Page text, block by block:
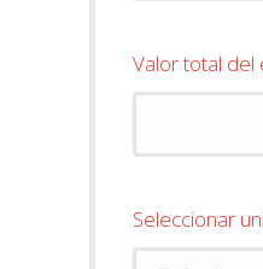
Valor total del
Seleccionar